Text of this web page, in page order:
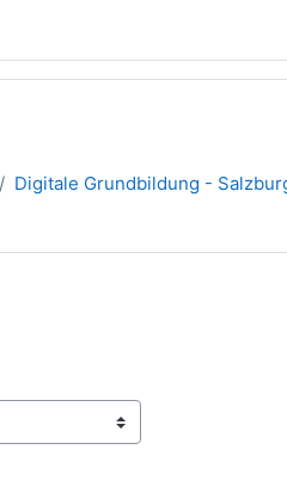
Digitale Grundbildung -